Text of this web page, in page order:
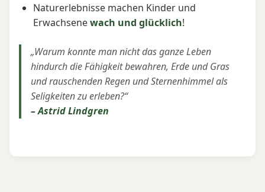
Naturerlebnisse machen Kinder und
Erwachsenewach und glücklich!
„Warum konnte man nicht das ganze Leben
hindurch die Fähigkeit bewahren, Erde und Gras
und rauschenden Regen und Sternenhimmel als
Seligkeiten zu erleben?“
– Astrid Lindgren